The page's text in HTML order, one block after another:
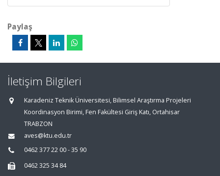
Paylaş
İletişim Bilgileri
Karadeniz Teknik Üniversitesi, Bilimsel Araştırma Projeleri
Koordinasyon Birimi, Fen Fakültesi Giriş Katı, Ortahisar
TRABZON
aves@ktu.edu.tr
0462 377 22 00 - 35 90
0462 325 34 84